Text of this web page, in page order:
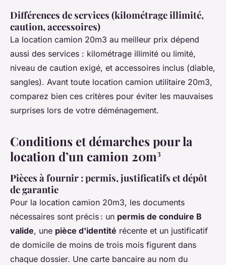
Différences de services (kilométrage illimité,
caution, accessoires)
La location camion 20m3 au meilleur prix dépend
aussi des services : kilométrage illimité ou limité,
niveau de caution exigé, et accessoires inclus (diable,
sangles). Avant toute location camion utilitaire 20m3,
comparez bien ces critères pour éviter les mauvaises
surprises lors de votre déménagement.
Conditions et démarches pour la
location d’un camion 20m³
Pièces à fournir : permis, justificatifs et dépôt
de garantie
Pour la location camion 20m3, les documents
nécessaires sont précis : un permis de conduire B
valide, une pièce d'identité récente et un justificatif
de domicile de moins de trois mois figurent dans
chaque dossier. Une carte bancaire au nom du